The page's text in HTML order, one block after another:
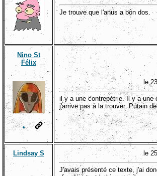
Je trouve que l'anus a bon dos.
Nino St
Félix
le
il y a une contrepétrie. Il y a une
j'arrive pas à la trouver. Putain
Lindsay S le
J'avais présenté ce texte, j'ai